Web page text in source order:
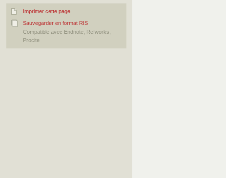
Imprimer cette page
Sauvegarder en format RIS
Compatible avec Endnote, Refworks,
Procite